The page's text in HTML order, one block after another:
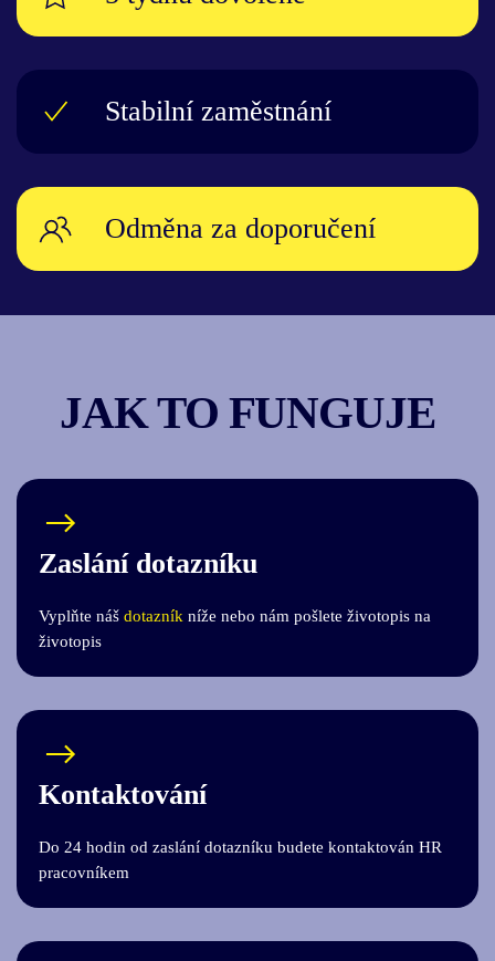
Stabilní zaměstnání
Odměna za doporučení
JAK TO FUNGUJE
Zaslání dotazníku
Vyplňte náš dotazník níže nebo nám pošlete životopis na
životopis
Kontaktování
Do 24 hodin od zaslání dotazníku budete kontaktován HR
pracovníkem